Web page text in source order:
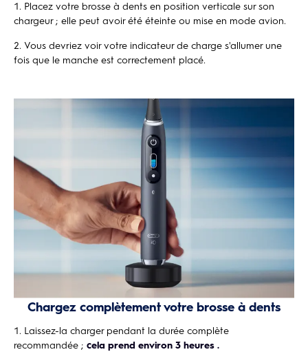
Placez votre brosse à dents en position verticale sur son
chargeur ; elle peut avoir été éteinte ou mise en mode avion.
Vous devriez voir votre indicateur de charge s'allumer une
fois que le manche est correctement placé.
Chargez complètement votre brosse à dents
Laissez-la charger pendant la durée complète
recommandée ; cela prend environ 3 heures .